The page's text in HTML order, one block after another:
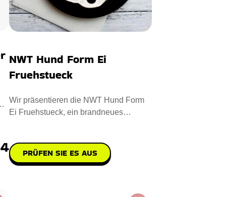
NWT Hund Form Ei
Fruehstueck
Wir präsentieren die NWT Hund Form
Ei Fruehstueck, ein brandneues
PRÜFEN SIE ES AUS